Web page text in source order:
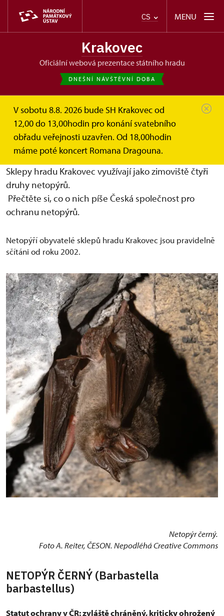
CS MENU
Krakovec
oficiální webová prezentace státního hradu
DNEŠNÍ NÁVŠTĚVNÍ DOBA
V sobotu 8.8. 2026 bude SH Krakovec od
12,00 do 13,00hodin pro konání svatebního
obřadu veřejnosti uzavřen. Od 18,00hodin
máme poté koncert Romana Dragouna.
Krakovec Netopýři na Krakovci
Netopýři na Krakovci
Sklepy hradu Krakovec využívají jako zimoviště čtyři
druhy netopýrů.
Přečtěte si, co o nich píše Česká společnost pro
ochranu netopýrů.
Netopýří obyvatelé sklepů hradu Krakovec jsou pravidelně
sčítáni od roku 2002.
Netopýr černý.
Foto A. Reiter, ČESON. Nepodléhá Creative Commons
NETOPÝR ČERNÝ (Barbastella
barbastellus)
Statut ochrany v ČR: zvláště chráněný, kriticky ohrožený